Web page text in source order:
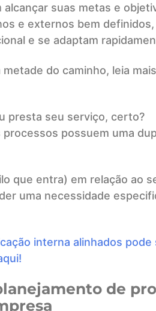
suas metas e
e externos bem
e se adaptam
do caminho, leia
presta seu serviço, certo?
possuem uma
que entra) em relação ao
uma necessidade
interna alinhados pode
de